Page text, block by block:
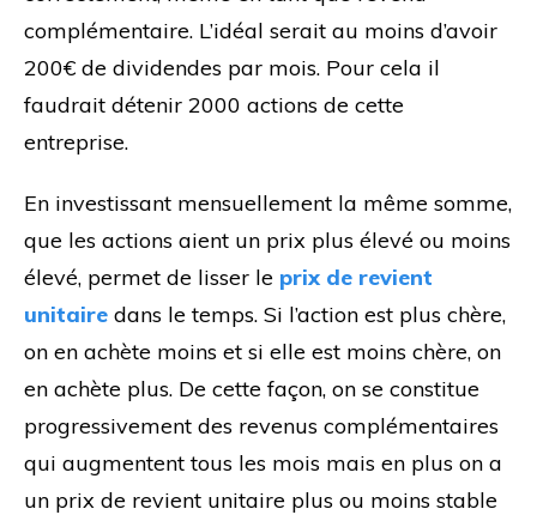
complémentaire. L’idéal serait au moins d’avoir
200€ de dividendes par mois. Pour cela il
faudrait détenir 2000 actions de cette
entreprise.
En investissant mensuellement la même somme,
que les actions aient un prix plus élevé ou moins
élevé, permet de lisser le prix de revient
unitaire dans le temps. Si l’action est plus chère,
on en achète moins et si elle est moins chère, on
en achète plus. De cette façon, on se constitue
progressivement des revenus complémentaires
qui augmentent tous les mois mais en plus on a
un prix de revient unitaire plus ou moins stable